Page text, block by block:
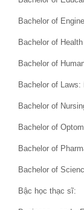
Bachelor of
Bachelor of
Bachelor of
Bachelor of Laws:
Bachelor of
Bachelor of
Bachelor of
Bachelor of
Bậc học thạc sĩ: